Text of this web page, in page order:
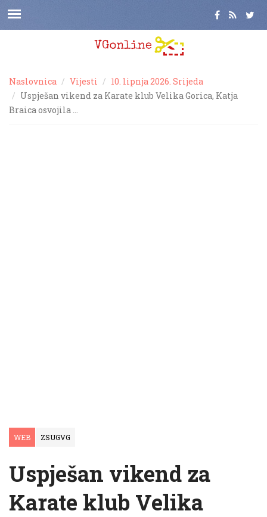
Naslovnica Vijesti
10. lipnja 2026. Srijeda
Uspješan vikend za Karate klub Velika Gorica, Katja
Braica osvojila …
WEB ZSUGVG
Uspješan vikend za
Karate klub Velika